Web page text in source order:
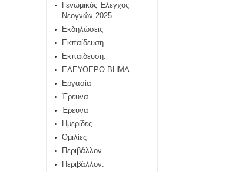
Γενωμικός Έλεγχος
Νεογνών 2025
Εκδηλώσεις
Εκπαίδευση
Εκπαίδευση.
ΕΛΕΥΘΕΡΟ ΒΗΜΑ
Εργασία
Έρευνα
Έρευνα
Ημερίδες
Ομιλίες
Περιβάλλον
Περιβάλλον.